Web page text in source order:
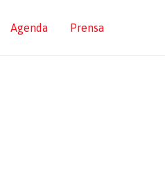
Agenda Prensa